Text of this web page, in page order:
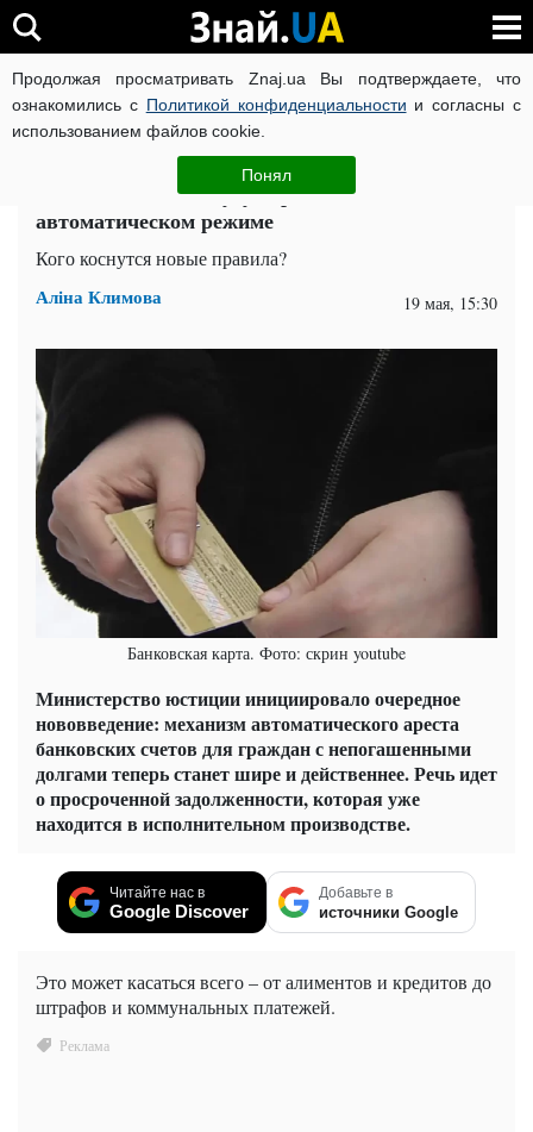
Продолжая просматривать Znaj.ua Вы подтверждаете, что
ознакомились с Политикой конфиденциальности и согласны с
использованием файлов cookie.
Понял
ВОЙНА РОССИИ ПРОТИВ УКРАИНЫ КОРОНАВИРУС В
ЧИТАТИ УКРАЇНСЬКОЮ
Счета должников будут арестовывать в
автоматическом режиме
Кого коснутся новые правила?
Аліна Климова 19 мая, 15:30
Банковская карта. Фото: скрин youtube
Министерство юстиции инициировало очередное
нововведение: механизм автоматического ареста
банковских счетов для граждан с непогашенными
долгами теперь станет шире и действеннее. Речь идет
о просроченной задолженности, которая уже
находится в исполнительном производстве.
Читайте нас в
Google Discover
Добавьте в
источники Google
Это может касаться всего – от алиментов и кредитов до
штрафов и коммунальных платежей.